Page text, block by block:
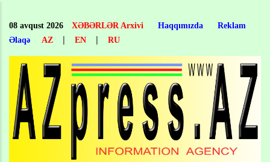
main
content
08 avqust 2026 XƏBƏRLƏR Arxivi Haqqımızda
Reklam
Əlaqə
AZ | EN | RU